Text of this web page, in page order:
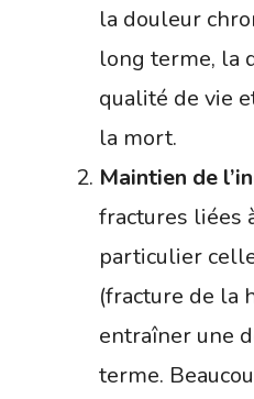
la douleur
long terme, la
qualité de vie
la mort.
Maintien de
fractures liées
particulier
(fracture de la
entraîner une
terme.